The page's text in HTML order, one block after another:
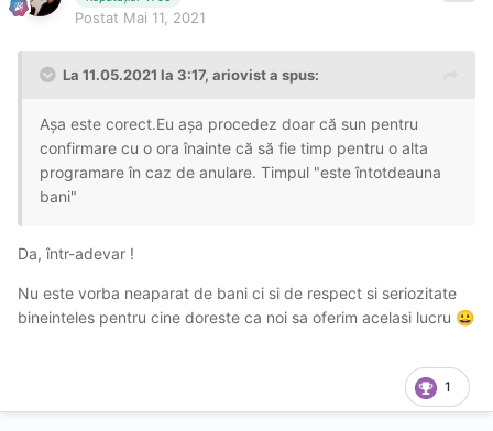
Postat Mai 11, 2021
La 11.05.2021 la 3:17, ariovista spus:
Așa este corect.Eu așa procedez doar că sun pentru
confirmare cu o ora înainte că să fie timp pentru o alta
programare în caz de anulare. Timpul "este întotdeauna
bani"
Da, într-adevar !
Nu este vorba neaparat de bani ci si de respect si seriozitate
bineinteles pentru cine doreste ca noi sa oferim acelasi lucru 😀
1